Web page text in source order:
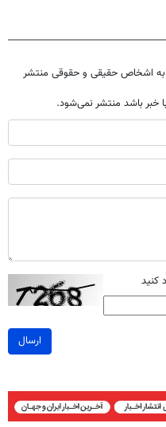
به اشخاص حقیقی و حقوقی منتشر
خبر باشد منتشر نمی‌شود.
کنید
ارسال